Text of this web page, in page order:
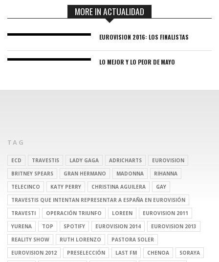
MORE IN ACTUALIDAD
EUROVISION 2016: LOS FINALISTAS
LO MEJOR Y LO PEOR DE MAYO
TAG
ECD TRAVESTIS LADY GAGA ADRICHARTS
EUROVISION
BRITNEY SPEARS
GRAN HERMANO MADONNA
RIHANNA
TELECINCO
KATY PERRY CHRISTINA AGUILERA
GAY
TRAVESTIS QUE INTENTAN REPRESENTAR A ESPAÑA EN EUROVISIÓN
TRAVESTI
OPERACIÓN TRIUNFO LOREEN
EUROVISION 2011
YURENA
TOP SPOTIFY EUROVISION 2014
EUROVISION 2013
REALITY SHOW
RUTH LORENZO
PASTORA SOLER
EUROVISION 2012
PRESELECCIÓN LAST FM CHENOA
SORAYA